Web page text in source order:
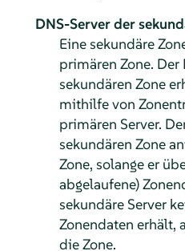
DNS-Server der
Eine sekundäre
primären Zone. Der
sekundären Zone
mithilfe von
primären Server.
sekundären Zone
Zone, solange er
abgelaufene)
sekundäre Server
Zonendaten erhält,
die Zone.